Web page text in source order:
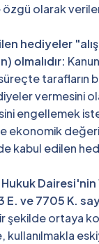
özgü olarak
hediyeler
olmalıdır:
süreçte tarafların
vermesini
engellemek
ekonomik
kabul edilen
ve 7705 K.
şekilde ortaya
kullanılmakla